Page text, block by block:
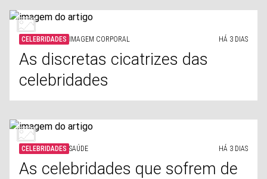
CELEBRIDADES IMAGEM CORPORAL HÁ 3 DIAS
As discretas cicatrizes das
celebridades
CELEBRIDADES SAÚDE HÁ 3 DIAS
As celebridades que sofrem de